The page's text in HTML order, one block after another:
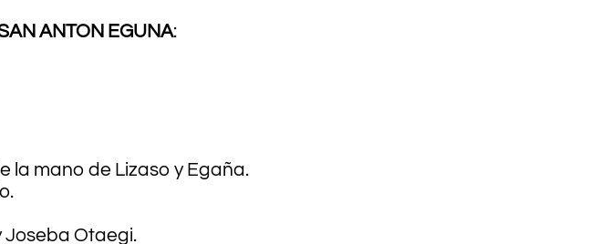
ANTON EGUNA:
la mano de Lizaso y Egaña.
Joseba Otaegi.